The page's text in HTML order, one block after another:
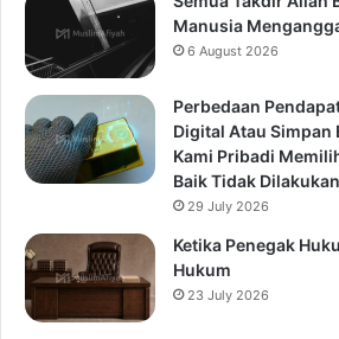
Manusia
6 August 2026
Perbedaan
Digital Atau Simpan
Kami Pribadi
Baik Tidak Dilakukan
29 July 2026
Ketika Penegak
Hukum
23 July 2026